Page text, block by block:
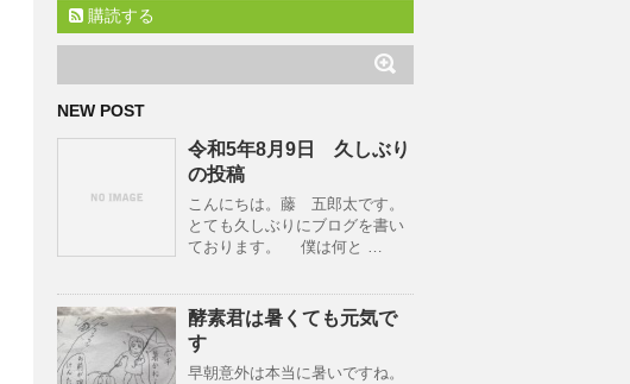
購読する
NEW POST
令和5年8月9日 久しぶり
の投稿
こんにちは。藤 五郎太です。
とても久しぶりにブログを書い
ております。 僕は何と …
酵素君は暑くても元気で
す
早朝意外は本当に暑いですね。